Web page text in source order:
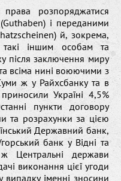
розпоряджатися
і переданими
й, зокрема,
іншим особам та
після заключення миру
всіма нині воюючими з
ж у Райхсбанку та в
Україні 4,5%
пункти договору
та розрахунки за цією
Державний банк,
банк у Відні та
Центральні держави
виконання цієї угоди
випадку іменні зносини